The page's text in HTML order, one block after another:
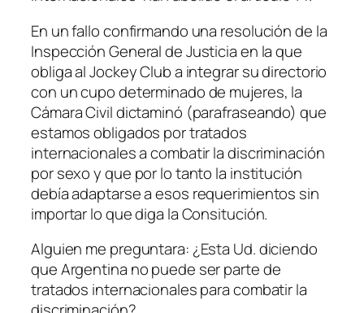
En un fallo confirmando una resolución de la
Inspección General de Justicia en la que
obliga al Jockey Club a integrar su directorio
con un cupo determinado de mujeres, la
Cámara Civil dictaminó (parafraseando) que
estamos obligados por tratados
internacionales a combatir la discriminación
por sexo y que por lo tanto la institución
debía adaptarse a esos requerimientos sin
importar lo que diga la Consitución.
Alguien me preguntara: ¿Esta Ud. diciendo
que Argentina no puede ser parte de
tratados internacionales para combatir la